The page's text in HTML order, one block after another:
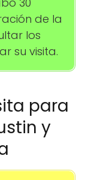
de la
los
su visita.
para
y